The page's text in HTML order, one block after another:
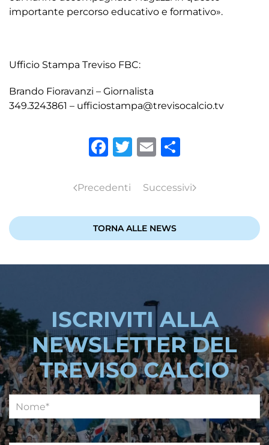
importante percorso educativo e formativo».
Ufficio Stampa Treviso FBC:
Brando Fioravanzi – Giornalista
349.3243861 – ufficiostampa@trevisocalcio.tv
Facebook
Twitter
Email
Precedenti Successivi
TORNA ALLE NEWS
ISCRIVITI ALLA
NEWSLETTER DEL
TREVISO CALCIO